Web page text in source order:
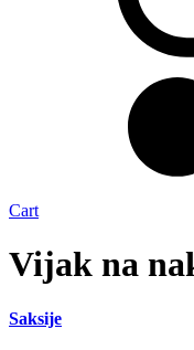
Cart
Vijak na
Saksije